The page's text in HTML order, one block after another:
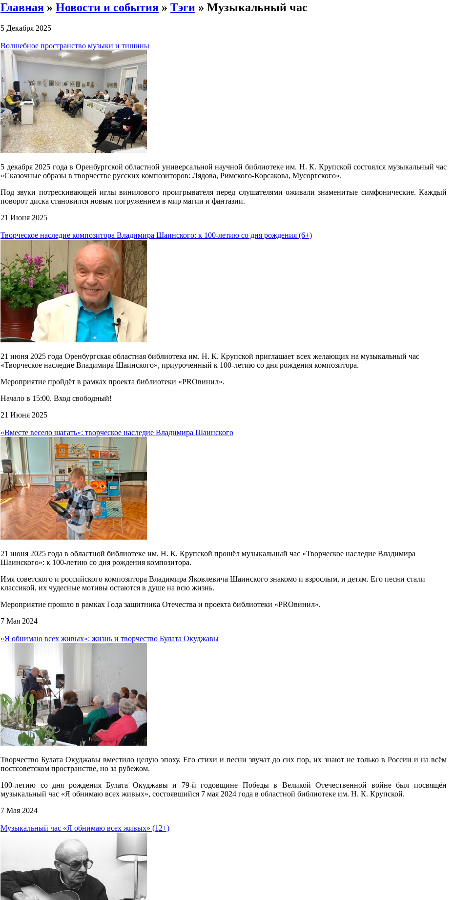
Главная » Новости и события » Тэги » Музыкальный час
5 Декабря 2025
Волшебное пространство музыки и тишины
5 декабря 2025 года в Оренбургской областной универсальной научной библиотеке им. Н. К. Крупской состоялся музыкальный час
«Сказочные образы в творчестве русских композиторов: Лядова, Римского-Корсакова, Мусоргского».
Под звуки потрескивающей иглы винилового проигрывателя перед слушателями оживали знаменитые симфонические. Каждый
поворот диска становился новым погружением в мир магии и фантазии.
21 Июня 2025
Творческое наследие композитора Владимира Шаинского: к 100-летию со дня рождения (6+)
21 июня 2025 года Оренбургская областная библиотека им. Н. К. Крупской приглашает всех желающих на музыкальный час
«Творческое наследие Владимира Шаинского», приуроченный к 100-летию со дня рождения композитора.
Мероприятие пройдёт в рамках проекта библиотеки «PROвинил».
Начало в 15:00. Вход свободный!
21 Июня 2025
«Вместе весело шагать»: творческое наследие Владимира Шаинского
21 июня 2025 года в областной библиотеке им. Н. К. Крупской прошёл музыкальный час «Творческое наследие Владимира
Шаинского»: к 100-летию со дня рождения композитора.
Имя советского и российского композитора Владимира Яковлевича Шаинского знакомо и взрослым, и детям. Его песни стали
классикой, их чудесные мотивы остаются в душе на всю жизнь.
Мероприятие прошло в рамках Года защитника Отечества и проекта библиотеки «PROвинил».
7 Мая 2024
«Я обнимаю всех живых»: жизнь и творчество Булата Окуджавы
Творчество Булата Окуджавы вместило целую эпоху. Его стихи и песни звучат до сих пор, их знают не только в России и на всём
постсоветском пространстве, но за рубежом.
100-летию со дня рождения Булата Окуджавы и 79-й годовщине Победы в Великой Отечественной войне был посвящён
музыкальный час «Я обнимаю всех живых», состоявшийся 7 мая 2024 года в областной библиотеке им. Н. К. Крупской.
7 Мая 2024
Музыкальный час «Я обнимаю всех живых» (12+)